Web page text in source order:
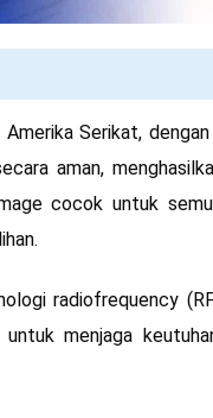
Serikat, dengan
aman,
cocok untuk
radiofrequency
menjaga